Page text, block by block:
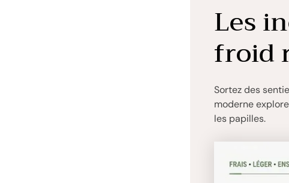
Les
froid
Sortez des
moderne
les papilles.